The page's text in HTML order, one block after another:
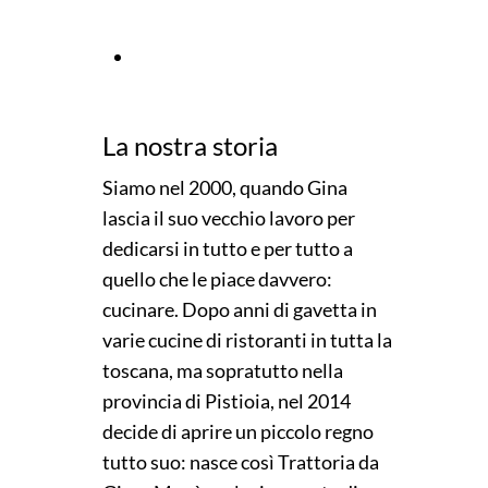
La nostra storia
Siamo nel 2000, quando Gina
lascia il suo vecchio lavoro per
dedicarsi in tutto e per tutto a
quello che le piace davvero:
cucinare. Dopo anni di gavetta in
varie cucine di ristoranti in tutta la
toscana, ma sopratutto nella
provincia di Pistioia, nel 2014
decide di aprire un piccolo regno
tutto suo: nasce così Trattoria da